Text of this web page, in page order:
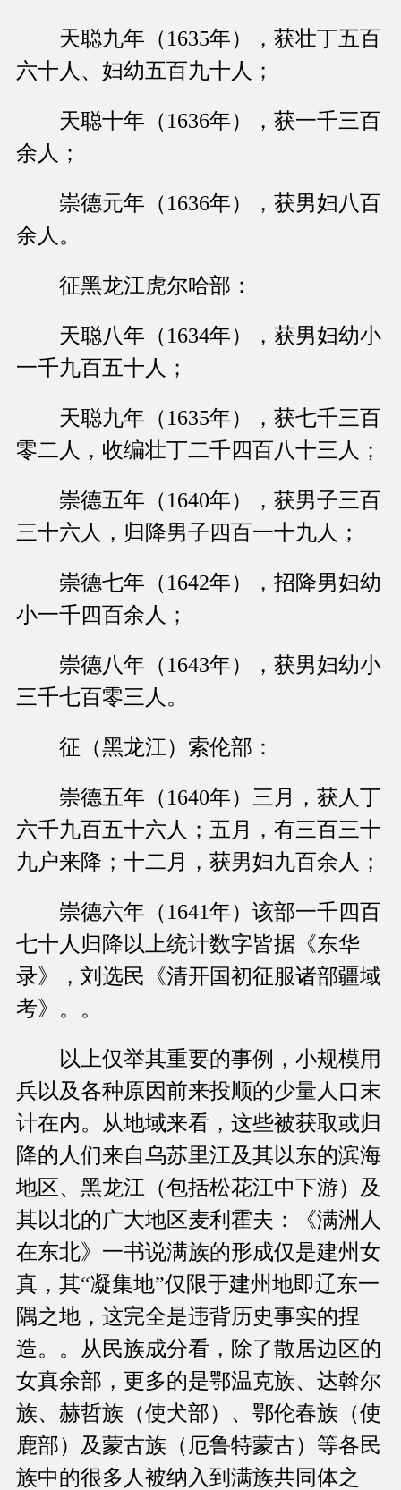
天聪九年（1635年），获壮丁五百
六十人、妇幼五百九十人；
天聪十年（1636年），获一千三百
余人；
崇德元年（1636年），获男妇八百
余人。
征黑龙江虎尔哈部：
天聪八年（1634年），获男妇幼小
一千九百五十人；
天聪九年（1635年），获七千三百
零二人，收编壮丁二千四百八十三人；
崇德五年（1640年），获男子三百
三十六人，归降男子四百一十九人；
崇德七年（1642年），招降男妇幼
小一千四百余人；
崇德八年（1643年），获男妇幼小
三千七百零三人。
征（黑龙江）索伦部：
崇德五年（1640年）三月，获人丁
六千九百五十六人；五月，有三百三十
九户来降；十二月，获男妇九百余人；
崇德六年（1641年）该部一千四百
七十人归降以上统计数字皆据《东华
录》，刘选民《清开国初征服诸部疆域
考》。。
以上仅举其重要的事例，小规模用
兵以及各种原因前来投顺的少量人口末
计在内。从地域来看，这些被获取或归
降的人们来自乌苏里江及其以东的滨海
地区、黑龙江（包括松花江中下游）及
其以北的广大地区麦利霍夫：《满洲人
在东北》一书说满族的形成仅是建州女
真，其“凝集地”仅限于建州地即辽东一
隅之地，这完全是违背历史事实的捏
造。。从民族成分看，除了散居边区的
女真余部，更多的是鄂温克族、达斡尔
族、赫哲族（使犬部）、鄂伦春族（使
鹿部）及蒙古族（厄鲁特蒙古）等各民
族中的很多人被纳入到满族共同体之